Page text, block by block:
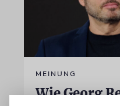
MEINUNG
Wie Georg